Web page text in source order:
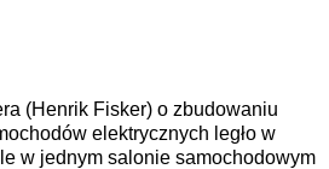
(Henrik Fisker) o zbudowaniu
elektrycznych legło w
w jednym salonie samochodowym